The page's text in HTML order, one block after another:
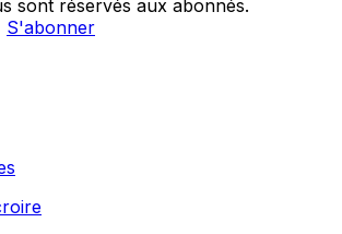
sont réservés aux abonnés.
S'abonner